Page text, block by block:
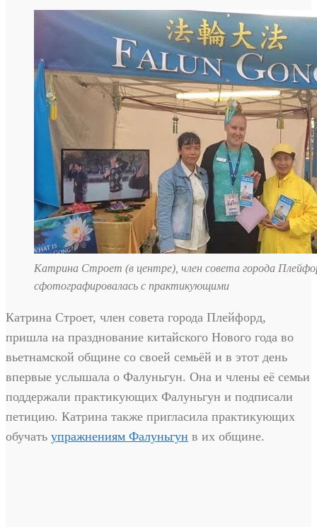
Катрина Строет (в центре), член совета города
сфотографировалась с практикующими
Катрина Строет, член совета города Плейфорд,
пришла на празднование китайского Нового года во
вьетнамской общине со своей семьёй и в этот день
впервые услышала о Фалуньгун. Она и члены её семьи
поддержали практикующих Фалуньгун и подписали
петицию. Катрина также пригласила практикующих
обучать упражнениям Фалуньгун в их общине.